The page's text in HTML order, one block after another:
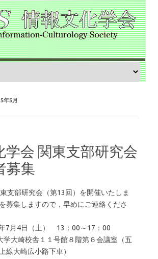
プ
年5月
学会 関東支部研究会
募集
支部研究会（第13回）を開催いたしま
募集しますので，早めにご連絡くださ
7月4日（土） 13：00～17：00
学大崎校舎１１号館８階第６会議室（五
線大崎広小路下車）